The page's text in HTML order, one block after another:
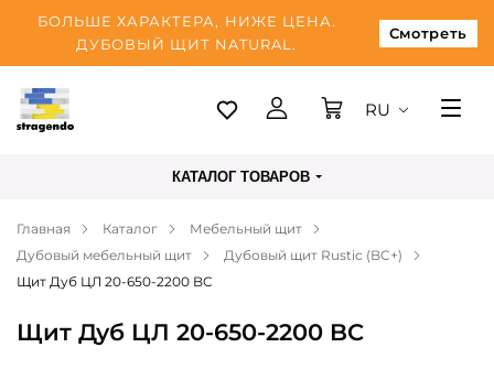
БОЛЬШЕ ХАРАКТЕРА, НИЖЕ ЦЕНА.
ДУБОВЫЙ ЩИТ NATURAL.
Смотреть
Таллинн
Оплата
О нас
Блог
RU
КАТАЛОГ ТОВАРОВ
Главная Каталог
Мебельный щит
Дубовый мебельный щит
Дубовый щит Rustic (BC+)
Щит Дуб ЦЛ 20-650-2200 BC
Щит Дуб ЦЛ 20-650-2200 BC